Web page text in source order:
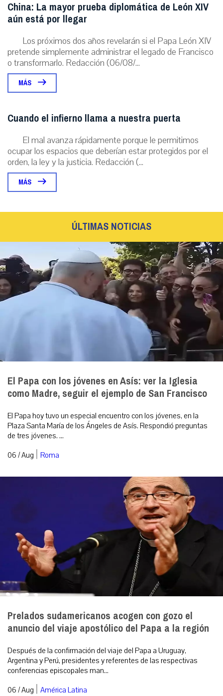
China: La mayor prueba diplomática de León XIV
aún está por llegar
Los próximos dos años revelarán si el Papa León XIV
pretende simplemente administrar el legado de Francisco
o transformarlo. Redacción (06/08/...
MÁS
Cuando el infierno llama a nuestra puerta
El mal avanza rápidamente porque le permitimos
ocupar los espacios que deberían estar protegidos por el
orden, la ley y la justicia. Redacción (...
MÁS
ÚLTIMAS NOTICIAS
El Papa con los jóvenes en Asís: ver la Iglesia
como Madre, seguir el ejemplo de San Francisco
El Papa hoy tuvo un especial encuentro con los jóvenes, en la
Plaza Santa María de los Ángeles de Asís. Respondió preguntas
de tres jóvenes. ...
06 / Aug | Roma
Prelados sudamericanos acogen con gozo el
anuncio del viaje apostólico del Papa a la región
Después de la confirmación del viaje del Papa a Uruguay,
Argentina y Perú, presidentes y referentes de las respectivas
conferencias episcopales man...
06 / Aug | América Latina